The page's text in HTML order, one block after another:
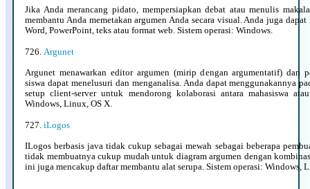
Jika Anda merancang pidato, mempersiapkan debat atau menulis
membantu Anda memetakan argumen Anda secara visual. Anda juga
Word, PowerPoint, teks atau format web. Sistem operasi: Windows.
726. Argunet
Argunet menawarkan editor argumen (mirip dengan argumentatif) dan
siswa dapat menelusuri dan menganalisa. Anda dapat menggunakannya
setup client-server untuk mendorong kolaborasi antara mahasiswa
Windows, Linux, OS X.
727. iLogos
ILogos berbasis java tidak cukup sebagai mewah sebagai beberapa
tidak membuatnya cukup mudah untuk diagram argumen dengan
ini juga mencakup daftar membantu alat serupa. Sistem operasi: Windows,